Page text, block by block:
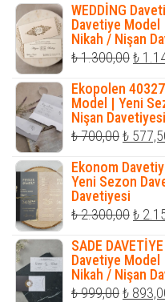
₺
WEDDİNG
Davetiye
Nikah / Nişan
₺1.300,00
₺
₺
Ekopolen
Model | Yeni
Nişan Davetiyesi
₺700,00Orijinal
₺
₺
Ekonom
Yeni Sezon
Davetiyesi
₺2.300,00
fiyat:
₺
₺
SADE
Davetiye
Nikah / Nişan
₺999,00Orijinal
₺